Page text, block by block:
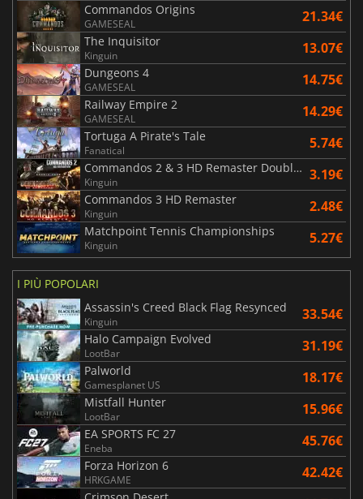
Commandos Origins
GAMESEAL 21.34€
The Inquisitor
Kinguin 13.07€
Dungeons 4
GAMESEAL 14.75€
Railway Empire 2
GAMESEAL 14.29€
Tortuga A Pirate's Tale
Fanatical 5.74€
Commandos 2 & 3 HD Remaster Double Pack
Kinguin 3.19€
Commandos 3 HD Remaster
Kinguin 2.48€
Matchpoint Tennis Championships
Kinguin 5.27€
I PIÙ POPOLARI
Assassin's Creed Black Flag Resynced
Kinguin 33.54€
Halo Campaign Evolved
LootBar 31.19€
Palworld
Gamesplanet US 18.17€
Mistfall Hunter
LootBar 15.96€
EA SPORTS FC 27
Eneba 45.76€
Forza Horizon 6
HRKGAME 42.42€